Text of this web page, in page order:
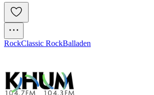
RockClassic RockBalladen